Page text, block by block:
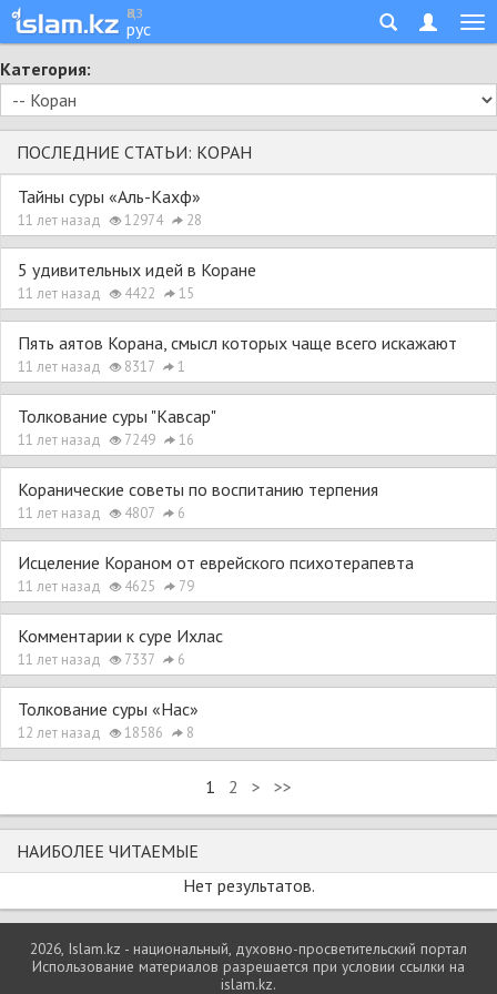
қаз
рус
Категория:
ПОСЛЕДНИЕ СТАТЬИ: КОРАН
Тайны суры «Аль-Кахф»
11 лет назад 12974 28
5 удивительных идей в Коране
11 лет назад 4422 15
Пять аятов Корана, смысл которых чаще всего искажают
11 лет назад 8317 1
Толкование суры "Кавсар"
11 лет назад 7249 16
Коранические советы по воспитанию терпения
11 лет назад 4807 6
Исцеление Кораном от еврейского психотерапевта
11 лет назад 4625 79
Комментарии к суре Ихлас
11 лет назад 7337 6
Толкование суры «Нас»
12 лет назад 18586 8
1 2 > >>
НАИБОЛЕЕ ЧИТАЕМЫЕ
Нет результатов.
2026, Islam.kz - национальный, духовно-просветительский портал
Использование материалов разрешается при условии ссылки на
islam.kz.